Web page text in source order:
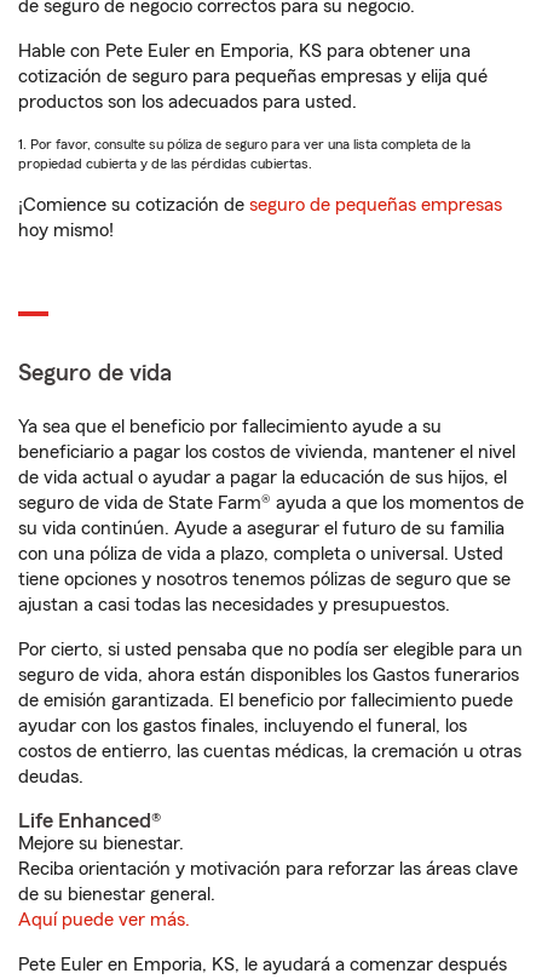
de seguro de negocio correctos para su negocio.
Hable con Pete Euler en Emporia, KS para obtener una
cotización de seguro para pequeñas empresas y elija qué
productos son los adecuados para usted.
1. Por favor, consulte su póliza de seguro para ver una lista completa de la
propiedad cubierta y de las pérdidas cubiertas.
¡Comience su cotización de seguro de pequeñas empresas
hoy mismo!
Seguro de vida
Ya sea que el beneficio por fallecimiento ayude a su
beneficiario a pagar los costos de vivienda, mantener el nivel
de vida actual o ayudar a pagar la educación de sus hijos, el
seguro de vida de State Farm® ayuda a que los momentos de
su vida continúen. Ayude a asegurar el futuro de su familia
con una póliza de vida a plazo, completa o universal. Usted
tiene opciones y nosotros tenemos pólizas de seguro que se
ajustan a casi todas las necesidades y presupuestos.
Por cierto, si usted pensaba que no podía ser elegible para un
seguro de vida, ahora están disponibles los Gastos funerarios
de emisión garantizada. El beneficio por fallecimiento puede
ayudar con los gastos finales, incluyendo el funeral, los
costos de entierro, las cuentas médicas, la cremación u otras
deudas.
Life Enhanced®
Mejore su bienestar.
Reciba orientación y motivación para reforzar las áreas clave
de su bienestar general.
Aquí puede ver más.
Pete Euler en Emporia, KS, le ayudará a comenzar después